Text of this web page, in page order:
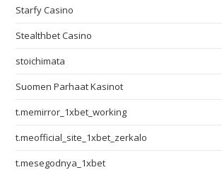
Starfy Casino
Stealthbet Casino
stoichimata
Suomen Parhaat Kasinot
t.memirror_1xbet_working
t.meofficial_site_1xbet_zerkalo
t.mesegodnya_1xbet